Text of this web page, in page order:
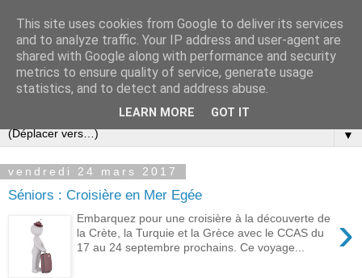
▼
vendredi 24 mars 2017
Séniors : Croisière en Mer Egée
›
Embarquez pour une croisière à la découverte de
la Crète, la Turquie et la Grèce avec le CCAS du
17 au 24 septembre prochains. Ce voyage...
This site uses cookies from Google to deliver its services
and to analyze traffic. Your IP address and user-agent are
shared with Google along with performance and security
metrics to ensure quality of service, generate usage
statistics, and to detect and address abuse.
LEARN MORE GOT IT